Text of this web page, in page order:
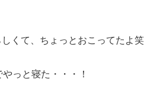
くて、ちょっとおこってたよ笑
っと寝た・・・！